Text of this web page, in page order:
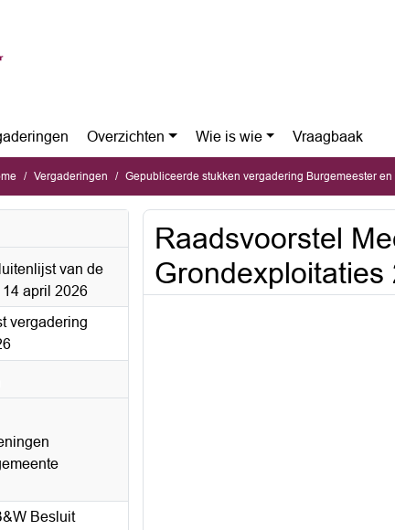
Overzichten Wie is wie Vraagbaak
Vergaderingen Gepubliceerde stukken vergadering Burgemeester en Wethouders
van de
april 2026
vergadering
Besluit
Raadsvoorstel
Grondexploitaties